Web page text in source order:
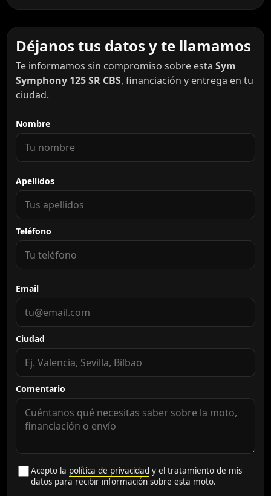
Déjanos tus datos y te llamamos
Te informamos sin compromiso sobre esta Sym
Symphony 125 SR CBS, financiación y entrega en tu
ciudad.
Nombre
Apellidos
Teléfono
Email
Ciudad
Comentario
Acepto la política de privacidad y el tratamiento de mis
datos para recibir información sobre esta moto.